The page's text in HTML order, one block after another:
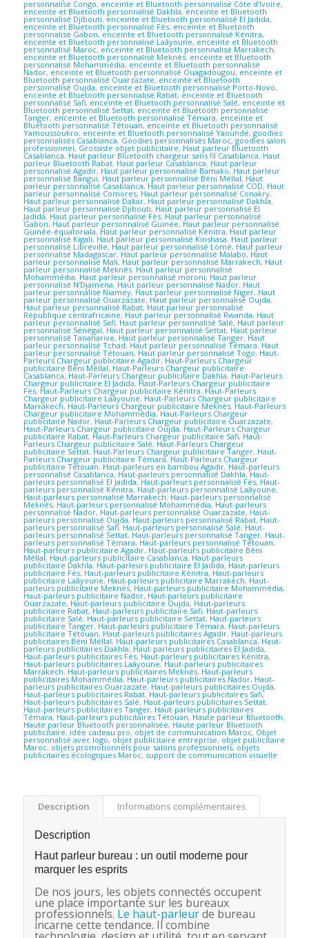
personnalisé Congo, enceinte et Bluetooth personnalisé Côte d’Ivoire,
enceinte et Bluetooth personnalisé Dakhla,enceinte et Bluetooth
personnalisé Djibouti, enceinte et Bluetooth personnalisé El Jadida,
enceinte et Bluetooth personnalisé Fès, enceinte et Bluetooth
personnalisé Gabon, enceinte et Bluetooth personnalisé Kénitra,
enceinte et Bluetooth personnalisé Laâyoune, enceinte et Bluetooth
personnalisé Maroc, enceinte et Bluetooth personnalisé Marrakech,
enceinte et Bluetooth personnalisé Meknès, enceinte et Bluetooth
personnalisé Mohammédia, enceinte et Bluetooth personnalisé
Nador, enceinte et Bluetooth personnalisé Ouagadougou, enceinte et
Bluetooth personnalisé Ouarzazate, enceinte et Bluetooth
personnalisé Oujda, enceinte et Bluetooth personnalisé Porto-Novo,
enceinte et Bluetooth personnalisé Rabat, enceinte et Bluetooth
personnalisé Safi, enceinte et Bluetooth personnalisé Salé, enceinte et
Bluetooth personnalisé Settat, enceinte et Bluetooth personnalisé
Tanger, enceinte et Bluetooth personnalisé Témara, enceinte et
Bluetooth personnalisé Tétouan, enceinte et Bluetooth personnalisé
Yamoussoukro, enceinte et Bluetooth personnalisé Yaoundé, goodies
personnalisés Casablanca, Goodies personnalisés Maroc, goodies salon
professionnel, Grossiste objet publicitaire, Haut parleur Bluetooth
Casablanca, Haut parleur Bluetooth chargeur sans fil Casablanca, Haut
parleur Bluetooth Rabat, Haut parleur Casablanca, Haut parleur
personnalisé Agadir, Haut parleur personnalisé Bamako, Haut parleur
personnalisé Bangui, Haut parleur personnalisé Béni Méllal, Haut
parleur personnalisé Casablanca, Haut parleur personnalisé COD, Haut
parleur personnalisé Comores, Haut parleur personnalisé Conakry,
Haut parleur personnalisé Dakar, Haut parleur personnalisé Dakhla,
Haut parleur personnalisé Djibouti, Haut parleur personnalisé El
Jadida, Haut parleur personnalisé Fès, Haut parleur personnalisé
Gabon, Haut parleur personnalisé Guinée, Haut parleur personnalisé
Guinée-équatoriala, Haut parleur personnalisé Kénitra, Haut parleur
personnalisé Kigali, Haut parleur personnalisé Kinshasa, Haut parleur
personnalisé Libreville, Haut parleur personnalisé Lomé, Haut parleur
personnalisé Madagascar, Haut parleur personnalisé Malabo, Haut
parleur personnalisé Mali, Haut parleur personnalisé Marrakech, Haut
parleur personnalisé Meknès, Haut parleur personnalisé
Mohammédia, Haut parleur personnalisé moroni, Haut parleur
personnalisé N’Djamena, Haut parleur personnalisé Nador, Haut
parleur personnalisé Niamey, Haut parleur personnalisé Niger, Haut
parleur personnalisé Ouarzazate, Haut parleur personnalisé Oujda,
Haut parleur personnalisé Rabat, Haut parleur personnalisé
République centrafricaine, Haut parleur personnalisé Rwanda, Haut
parleur personnalisé Safi, Haut parleur personnalisé Salé, Haut parleur
personnalisé Sénégal, Haut parleur personnalisé Settat, Haut parleur
personnalisé Tananarive, Haut parleur personnalisé Tanger, Haut
parleur personnalisé Tchad, Haut parleur personnalisé Témara, Haut
parleur personnalisé Tétouan, Haut parleur personnalisé Togo, Haut-
Parleurs Chargeur publicitaire Agadir, Haut-Parleurs Chargeur
publicitaire Béni Méllal, Haut-Parleurs Chargeur publicitaire
Casablanca, Haut-Parleurs Chargeur publicitaire Dakhla, Haut-Parleurs
Chargeur publicitaire El Jadida, Haut-Parleurs Chargeur publicitaire
Fès, Haut-Parleurs Chargeur publicitaire Kénitra, Haut-Parleurs
Chargeur publicitaire Laâyoune, Haut-Parleurs Chargeur publicitaire
Marrakech, Haut-Parleurs Chargeur publicitaire Meknès, Haut-Parleurs
Chargeur publicitaire Mohammédia, Haut-Parleurs Chargeur
publicitaire Nador, Haut-Parleurs Chargeur publicitaire Ouarzazate,
Haut-Parleurs Chargeur publicitaire Oujda, Haut-Parleurs Chargeur
publicitaire Rabat, Haut-Parleurs Chargeur publicitaire Safi, Haut-
Parleurs Chargeur publicitaire Salé, Haut-Parleurs Chargeur
publicitaire Settat, Haut-Parleurs Chargeur publicitaire Tanger, Haut-
Parleurs Chargeur publicitaire Témara, Haut-Parleurs Chargeur
publicitaire Tétouan, Haut-parleurs en bambou Agadir, Haut-parleurs
personnalisé Casablanca, Haut-parleurs personnalisé Dakhla,Haut-
parleurs personnalisé El Jadida, Haut-parleurs personnalisé Fès, Haut-
parleurs personnalisé Kénitra, Haut-parleurs personnalisé Laâyoune,
Haut-parleurs personnalisé Marrakech, Haut-parleurs personnalisé
Meknès, Haut-parleurs personnalisé Mohammédia, Haut-parleurs
personnalisé Nador, Haut-parleurs personnalisé Ouarzazate, Haut-
parleurs personnalisé Oujda, Haut-parleurs personnalisé Rabat, Haut-
parleurs personnalisé Safi, Haut-parleurs personnalisé Salé, Haut-
parleurs personnalisé Settat, Haut-parleurs personnalisé Tanger, Haut-
parleurs personnalisé Témara, Haut-parleurs personnalisé Tétouan,
Haut-parleurs publicitaire Agadir, Haut-parleurs publicitaire Béni
Méllal , Haut-parleurs publicitaire Casablanca, Haut-parleurs
publicitaire Dakhla, Haut-parleurs publicitaire El Jadida, Haut-parleurs
publicitaire Fès, Haut-parleurs publicitaire Kénitra, Haut-parleurs
publicitaire Laâyoune, Haut-parleurs publicitaire Marrakech, Haut-
parleurs publicitaire Meknès, Haut-parleurs publicitaire Mohammédia,
Haut-parleurs publicitaire Nador, Haut-parleurs publicitaire
Ouarzazate, Haut-parleurs publicitaire Oujda, Haut-parleurs
publicitaire Rabat,Haut-parleurs publicitaire Safi, Haut-parleurs
publicitaire Salé, Haut-parleurs publicitaire Settat, Haut-parleurs
publicitaire Tanger, Haut-parleurs publicitaire Témara, Haut-parleurs
publicitaire Tétouan, Haut-parleurs publicitaires Agadir, Haut-parleurs
publicitaires Béni Méllal, Haut-parleurs publicitaires Casablanca, Haut-
parleurs publicitaires Dakhla, Haut-parleurs publicitaires El Jadida,
Haut-parleurs publicitaires Fès, Haut-parleurs publicitaires Kénitra,
Haut-parleurs publicitaires Laâyoune, Haut-parleurs publicitaires
Marrakech, Haut-parleurs publicitaires Meknès, Haut-parleurs
publicitaires Mohammédia, Haut-parleurs publicitaires Nador, Haut-
parleurs publicitaires Ouarzazate, Haut-parleurs publicitaires Oujda,
Haut-parleurs publicitaires Rabat, Haut-parleurs publicitaires Safi,
Haut-parleurs publicitaires Salé, Haut-parleurs publicitaires Settat,
Haut-parleurs publicitaires Tanger, Haut-parleurs publicitaires
Témara, Haut-parleurs publicitaires Tétouan, Haute parleur Bluetooth,
Haute parleur Bluetooth personnalisée, Haute parleur Bluetooth
publicitaire, idée cadeau pro, objet de communication Maroc, Objet
personnalisé avec logo, objet publicitaire entreprise, objet publicitaire
Maroc, objets promotionnels pour salons professionnels, objets
publicitaires écologiques Maroc, support de communication visuelle
Description Informations complémentaires
Description
Haut parleur bureau : un outil moderne pour
marquer les esprits
De nos jours, les objets connectés occupent
une place importante sur les bureaux
professionnels. Le haut-parleurde bureau
incarne cette tendance. Il combine